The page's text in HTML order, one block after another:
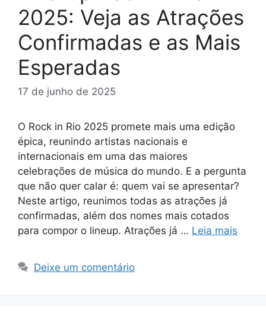
2025: Veja as Atrações
Confirmadas e as Mais
Esperadas
17 de junho de 2025
O Rock in Rio 2025 promete mais uma edição
épica, reunindo artistas nacionais e
internacionais em uma das maiores
celebrações de música do mundo. E a pergunta
que não quer calar é: quem vai se apresentar?
Neste artigo, reunimos todas as atrações já
confirmadas, além dos nomes mais cotados
para compor o lineup. Atrações já … Leia mais
Deixe um comentário